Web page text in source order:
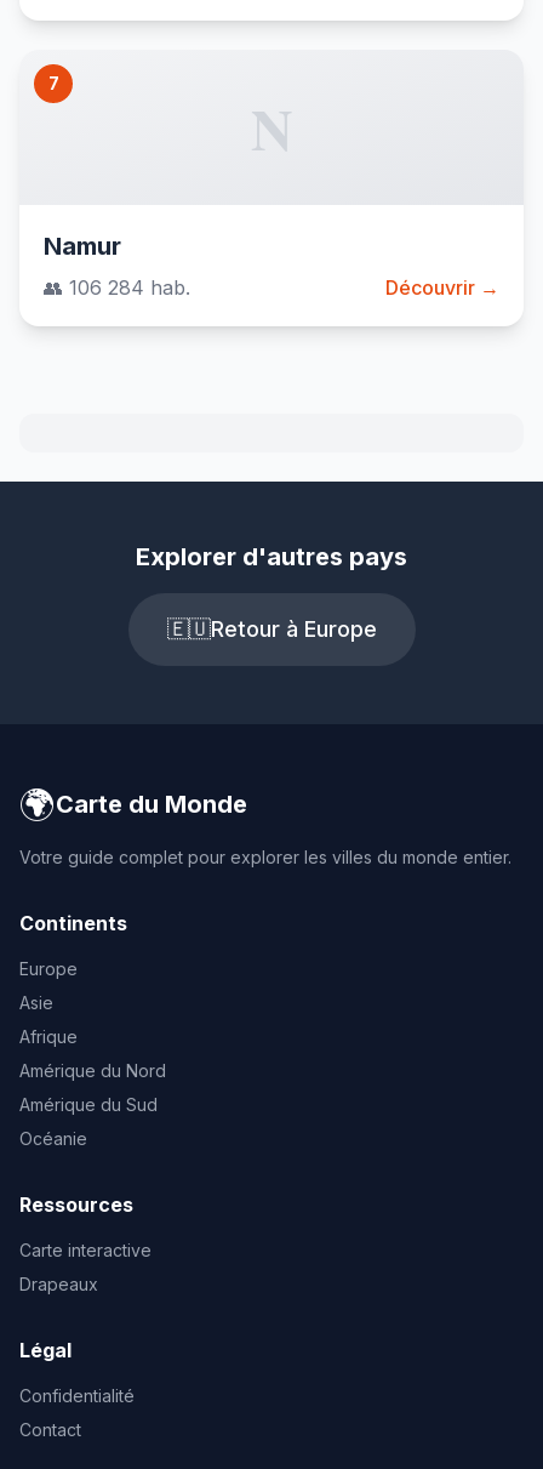
7
N
Namur
👥 106 284 hab. Découvrir →
Explorer d'autres pays
🇪🇺Retour à Europe
🌍Carte du Monde
Votre guide complet pour explorer les villes du monde entier.
Continents
Europe
Asie
Afrique
Amérique du Nord
Amérique du Sud
Océanie
Ressources
Carte interactive
Drapeaux
Légal
Confidentialité
Contact